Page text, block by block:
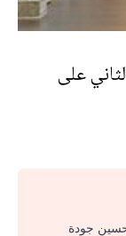
على
جودة